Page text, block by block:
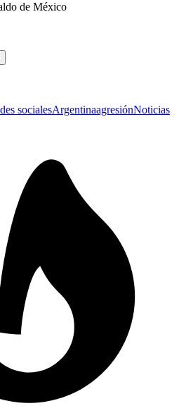
de México
socialesArgentinaagresiónNoticias